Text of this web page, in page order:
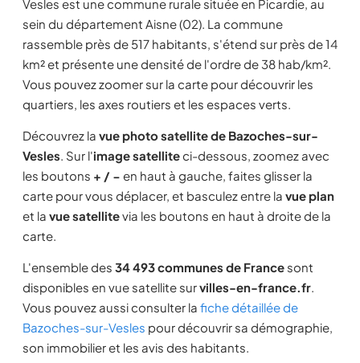
Vesles est une commune rurale située en Picardie, au
sein du département Aisne (02). La commune
rassemble près de 517 habitants, s'étend sur près de 14
km² et présente une densité de l'ordre de 38 hab/km².
Vous pouvez zoomer sur la carte pour découvrir les
quartiers, les axes routiers et les espaces verts.
Découvrez la vue photo satellite de Bazoches-sur-
Vesles. Sur l'image satelliteci-dessous, zoomez avec
les boutons + / − en haut à gauche, faites glisser la
carte pour vous déplacer, et basculez entre la vue plan
et la vue satellitevia les boutons en haut à droite de la
carte.
L'ensemble des 34 493 communes de France sont
disponibles en vue satellite survilles-en-france.fr.
Vous pouvez aussi consulter la fiche détaillée de
Bazoches-sur-Vesles pour découvrir sa démographie,
son immobilier et les avis des habitants.